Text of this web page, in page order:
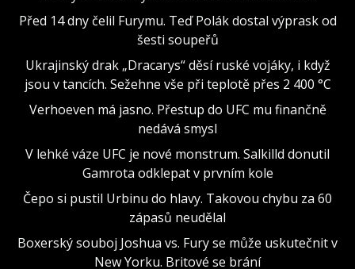
Před 14 dny čelil Furymu. Teď Polák dostal výprask od
šesti soupeřů
Ukrajinský drak „Dracarys“ děsí ruské vojáky, i když
jsou v tancích. Sežehne vše při teplotě přes 2 400 °C
Verhoeven má jasno. Přestup do UFC mu finančně
nedává smysl
V lehké váze UFC je nové monstrum. Salkilld donutil
Gamrota odklepat v prvním kole
Čepo si pustil Urbinu do hlavy. Takovou chybu za 60
zápasů neudělal
Boxerský souboj Joshua vs. Fury se může uskutečnit v
New Yorku. Britové se brání